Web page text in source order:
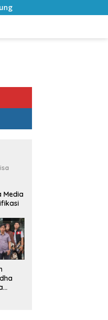
Kemerdekaan, Bupati
Bumi Sumur
Warisan 206 Tahun
Dijaga Pemkab
Selatan dan
Media